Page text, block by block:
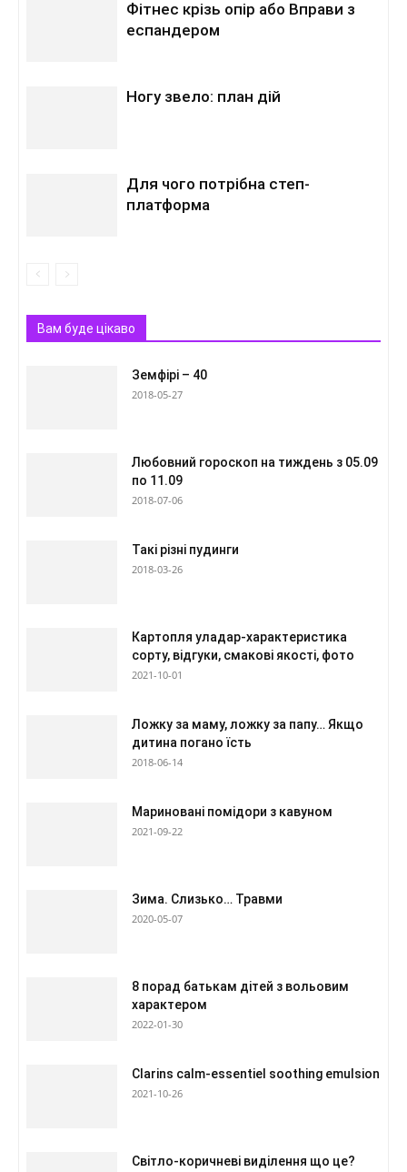
Фітнес крізь опір або Вправи з
еспандером
Ногу звело: план дій
Для чого потрібна степ-
платформа
Вам буде цікаво
Земфірі – 40
2018-05-27
Любовний гороскоп на тиждень з 05.09
по 11.09
2018-07-06
Такі різні пудинги
2018-03-26
Картопля уладар-характеристика
сорту, відгуки, смакові якості, фото
2021-10-01
Ложку за маму, ложку за папу… Якщо
дитина погано їсть
2018-06-14
Мариновані помідори з кавуном
2021-09-22
Зима. Слизько… Травми
2020-05-07
8 порад батькам дітей з вольовим
характером
2022-01-30
Clarins calm-essentiel soothing emulsion
2021-10-26
Світло-коричневі виділення що це?